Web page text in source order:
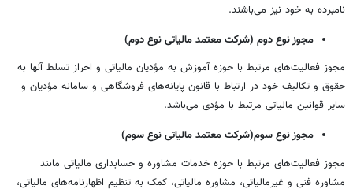
نامبرده به خود نیز می‌باشند.
مجوز نوع دوم (شرکت معتمد مالیاتی نوع دوم)
مجوز فعالیت‌های مرتبط با حوزه آموزش به مؤدیان مالیاتی و احراز تسلط آنها به
حقوق و تکالیف خود در ارتباط با قانون پایانه‌های فروشگاهی و سامانه مؤدیان و
سایر قوانین مالیاتی مرتبط با مؤدی می‌باشد.
مجوز نوع سوم(شرکت معتمد مالیاتی نوع سوم)
مجوز فعالیت‌های مرتبط با حوزه خدمات مشاوره و حسابداری مالیاتی مانند
مشاوره فنی و غیرمالیاتی، مشاوره مالیاتی، کمک به تنظیم اظهارنامه‌های مالیاتی،